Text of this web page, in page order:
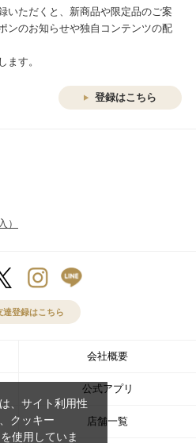
いただくと、新商品や限定品のご案
ンのお知らせや独自コンテンツの配
ます。
登録はこちら
）
達登録はこちら
会社概要
公式アプリ
店舗一覧
、サイト利用性
クッキー
を使用していま